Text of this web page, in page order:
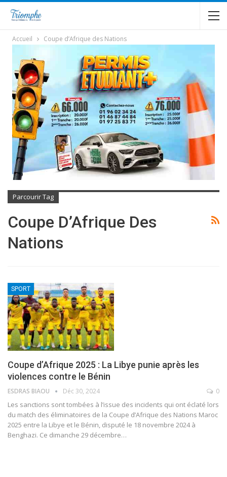
Accueil Coupe d’Afrique des Nations
Parcourir Tag
Coupe D’Afrique Des
Nations
SPORT
Coupe d’Afrique 2025 : La Libye punie après les
violences contre le Bénin
ESDRAS BIAOU Déc 30, 2024 0
Les sanctions sont tombées à l’issue des incidents qui ont éclaté lors
du match des éliminatoires de la Coupe d’Afrique des Nations Maroc
2025 entre la Libye et le Bénin, disputé le 18 novembre 2024 à
Benghazi. Ce dimanche 29 décembre…